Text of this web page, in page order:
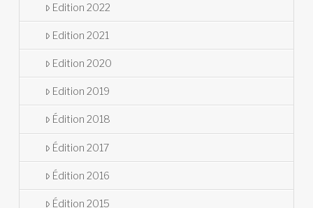
Edition 2022
Edition 2021
Edition 2020
Edition 2019
Édition 2018
Édition 2017
Édition 2016
Édition 2015